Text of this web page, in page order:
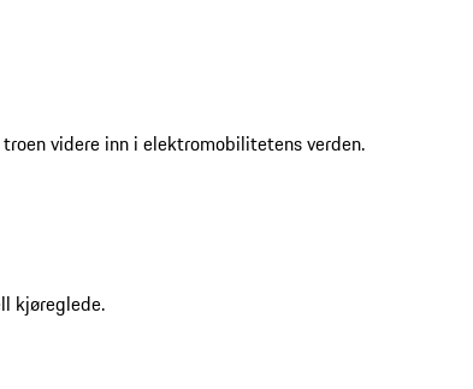
videre inn i elektromobilitetens verden.
kjøreglede.